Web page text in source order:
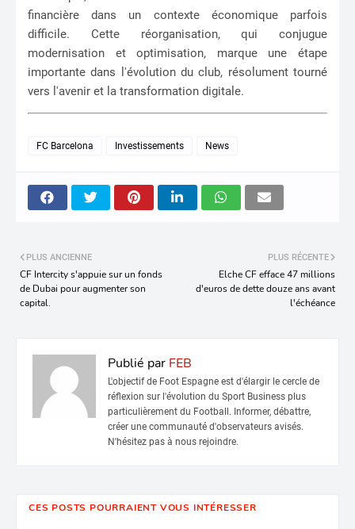
financière dans un contexte économique parfois
difficile. Cette réorganisation, qui conjugue
modernisation et optimisation, marque une étape
importante dans l'évolution du club, résolument tourné
vers l'avenir et la transformation digitale.
FC Barcelona Investissements News
PLUS RÉCENTE
Elche CF efface 47 millions
d'euros de dette douze ans avant
l'échéance
PLUS ANCIENNE
CF Intercity s'appuie sur un fonds
de Dubai pour augmenter son
capital.
Publié par FEB
L'objectif de Foot Espagne est d'élargir le cercle de
réflexion sur l'évolution du Sport Business plus
particulièrement du Football. Informer, débattre,
créer une communauté d'observateurs avisés.
N'hésitez pas à nous rejoindre.
CES POSTS POURRAIENT VOUS INTÉRESSER